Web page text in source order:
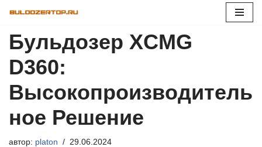
содержимому
Бульдозер XCMG
D360:
Высокопроизводитель
ное Решение
автор: platon 29.06.2024